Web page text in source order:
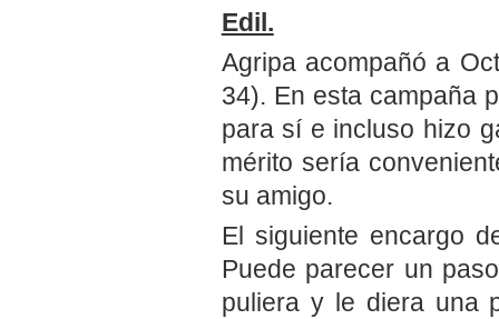
Edil.
Agripa acompañó a
34). En esta campaña
para sí e incluso hizo
mérito sería
su amigo.
El siguiente encargo
Puede parecer un
puliera y le diera una